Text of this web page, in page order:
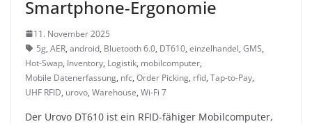
Smartphone-Ergonomie
11. November 2025
5g, AER, android, Bluetooth 6.0, DT610, einzelhandel, GMS,
Hot-Swap, Inventory, Logistik, mobilcomputer,
Mobile Datenerfassung, nfc, Order Picking, rfid, Tap-to-Pay,
UHF RFID, urovo, Warehouse, Wi-Fi 7
Der Urovo DT610 ist ein RFID-fähiger Mobilcomputer,